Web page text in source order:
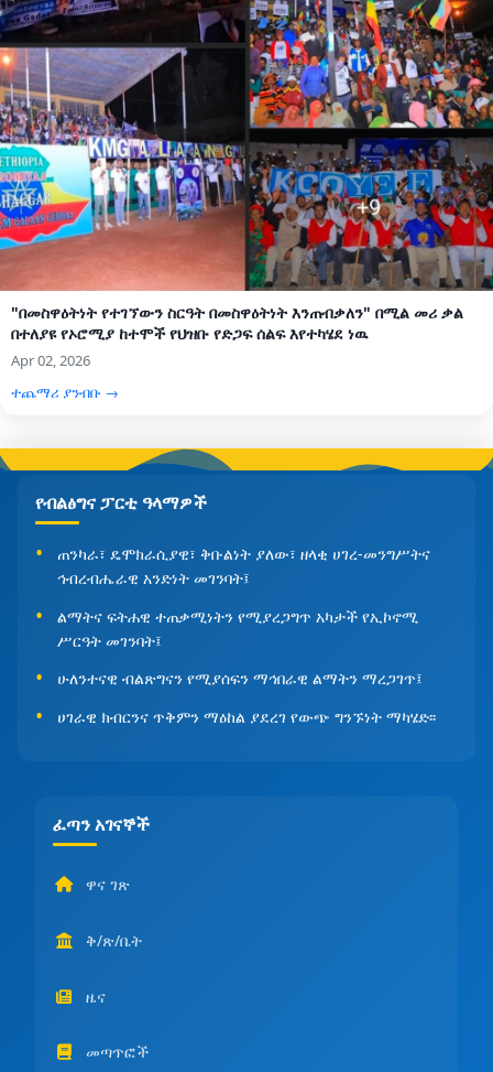
"በመስዋዕትነት የተገኘውን ስርዓት በመስዋዕትነት እንጠብቃለን" በሚል መሪ ቃል
በተለያዩ የኦሮሚያ ከተሞች የህዝቡ የድጋፍ ሰልፍ እየተካሄደ ነዉ
Apr 02, 2026
ተጨማሪ ያንብቡ →
የብልፅግና ፓርቲ ዓላማዎች
ጠንካራ፣ ዴሞክራሲያዊ፣ ቅቡልነት ያለው፣ ዘላቂ ሀገረ-መንግሥትና
ኅብረብሔራዊ አንድነት መገንባት፤
ልማትና ፍትሐዊ ተጠቃሚነትን የሚያረጋግጥ አካታች የኢኮኖሚ
ሥርዓት መገንባት፤
ሁለንተናዊ ብልጽግናን የሚያሰፍን ማኅበራዊ ልማትን ማረጋገጥ፤
ሀገራዊ ክብርንና ጥቅምን ማዕከል ያደረገ የውጭ ግንኙነት ማካሄድ፡፡
ፈጣን አገናኞች
ዋና ገጽ
ቅ/ጽ/ቤት
ዜና
መጣጥፎች